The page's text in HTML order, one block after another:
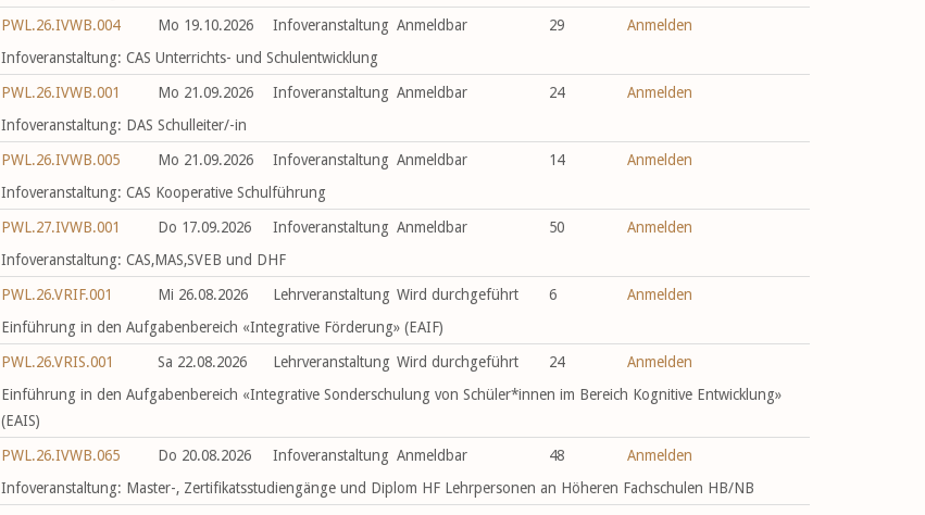
PWL.26.IVWB.004
Mo 19.10.2026 Infoveranstaltung Anmeldbar 29
Anmelden
Infoveranstaltung: CAS Unterrichts- und Schulentwicklung
PWL.26.IVWB.001
Mo 21.09.2026 Infoveranstaltung Anmeldbar 24
Anmelden
Infoveranstaltung: DAS Schulleiter/-in
PWL.26.IVWB.005
Mo 21.09.2026 Infoveranstaltung Anmeldbar 14
Anmelden
Infoveranstaltung: CAS Kooperative Schulführung
PWL.27.IVWB.001
Do 17.09.2026 Infoveranstaltung Anmeldbar 50
Anmelden
Infoveranstaltung: CAS,MAS,SVEB und DHF
PWL.26.VRIF.001
Mi 26.08.2026 Lehrveranstaltung Wird durchgeführt 6
Anmelden
Einführung in den Aufgabenbereich «Integrative Förderung» (EAIF)
PWL.26.VRIS.001
Sa 22.08.2026 Lehrveranstaltung Wird durchgeführt 24
Anmelden
Einführung in den Aufgabenbereich «Integrative Sonderschulung von Schüler*innen im Bereich Kognitive Entwicklung»
(EAIS)
PWL.26.IVWB.065
Do 20.08.2026 Infoveranstaltung Anmeldbar 48
Anmelden
Infoveranstaltung: Master-, Zertifikatsstudiengänge und Diplom HF Lehrpersonen an Höheren Fachschulen HB/NB